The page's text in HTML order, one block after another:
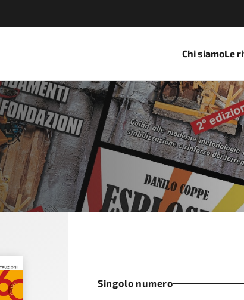
Chi siamoLe
Singolo numero